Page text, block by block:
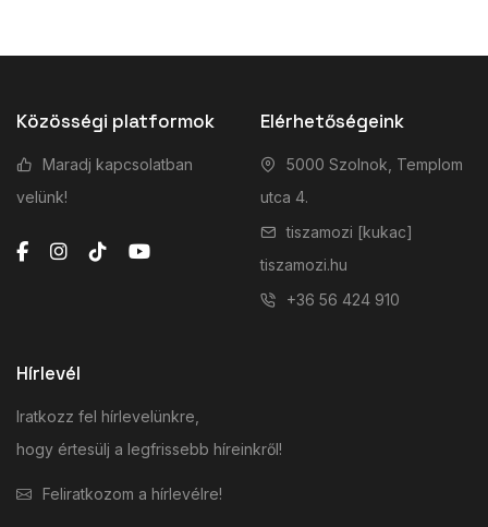
Közösségi platformok
Maradj kapcsolatban
velünk!
Elérhetőségeink
5000 Szolnok, Templom
utca 4.
tiszamozi [kukac]
tiszamozi.hu
+36 56 424 910
Hírlevél
Iratkozz fel hírlevelünkre,
hogy értesülj a legfrissebb híreinkről!
Feliratkozom a hírlevélre!